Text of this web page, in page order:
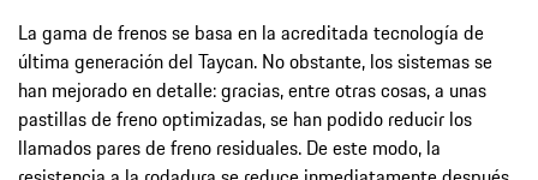
La gama de frenos se basa en la acreditada tecnología de
última generación del Taycan. No obstante, los sistemas se
han mejorado en detalle: gracias, entre otras cosas, a unas
pastillas de freno optimizadas, se han podido reducir los
llamados pares de freno residuales. De este modo, la